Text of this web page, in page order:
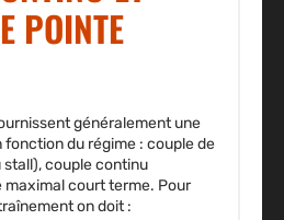
POINTE
généralement une
du régime : couple de
couple continu
maximal court terme. Pour
on doit :